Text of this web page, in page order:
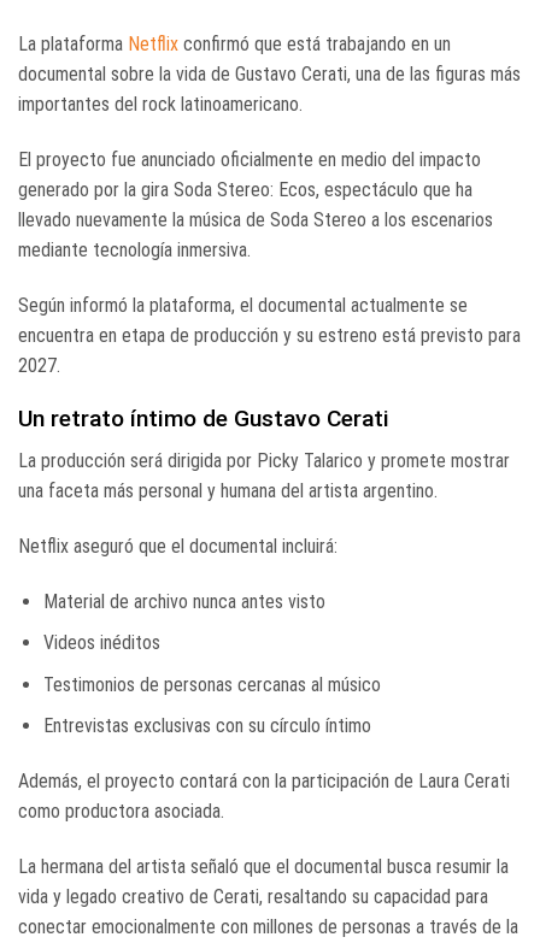
La plataforma Netflix confirmó que está trabajando en un
documental sobre la vida de Gustavo Cerati, una de las figuras más
importantes del rock latinoamericano.
El proyecto fue anunciado oficialmente en medio del impacto
generado por la gira Soda Stereo: Ecos, espectáculo que ha
llevado nuevamente la música de Soda Stereo a los escenarios
mediante tecnología inmersiva.
Según informó la plataforma, el documental actualmente se
encuentra en etapa de producción y su estreno está previsto para
2027.
Un retrato íntimo de Gustavo Cerati
La producción será dirigida por Picky Talarico y promete mostrar
una faceta más personal y humana del artista argentino.
Netflix aseguró que el documental incluirá:
Material de archivo nunca antes visto
Videos inéditos
Testimonios de personas cercanas al músico
Entrevistas exclusivas con su círculo íntimo
Además, el proyecto contará con la participación de Laura Cerati
como productora asociada.
La hermana del artista señaló que el documental busca resumir la
vida y legado creativo de Cerati, resaltando su capacidad para
conectar emocionalmente con millones de personas a través de la